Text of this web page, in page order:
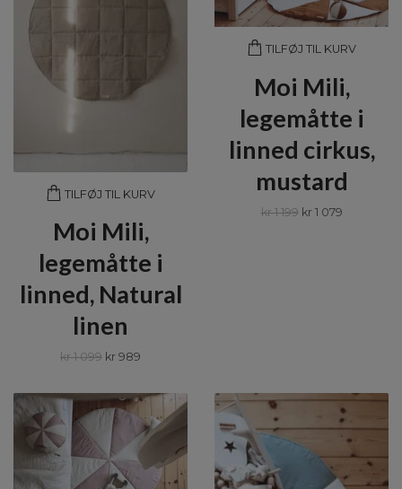
TILFØJ TIL KURV
Moi Mili,
legemåtte i
linned, Natural
linen
kr 1 099 kr 989
TILFØJ TIL KURV
Moi Mili,
legemåtte i
linned cirkus,
mustard
kr 1 199 kr 1 079